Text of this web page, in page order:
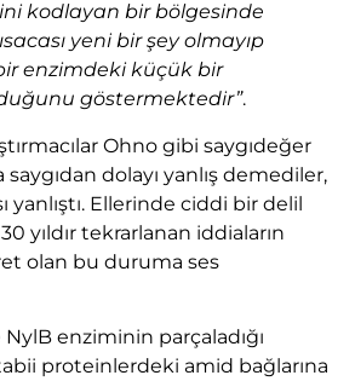
kodlayan bir bölgesinde
yeni bir şey olmayıp
enzimdeki küçük bir
göstermektedir”.
Ohno gibi saygıdeğer
dolayı yanlış demediler,
yanlıştı. Ellerinde ciddi bir delil
yıldır tekrarlanan iddiaların
olan bu duruma ses
enziminin parçaladığı
proteinlerdeki amid bağlarına